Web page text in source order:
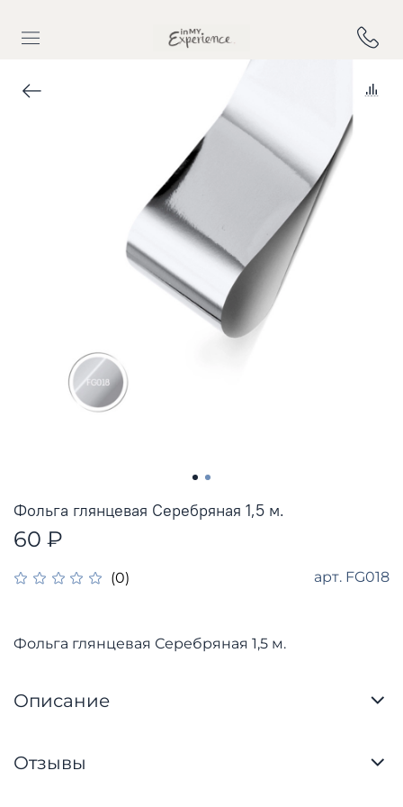
(0) арт. FG018
Фольга глянцевая Серебряная 1,5 м.
60 ₽
Фольга глянцевая Серебряная 1,5 м.
Описание
Отзывы